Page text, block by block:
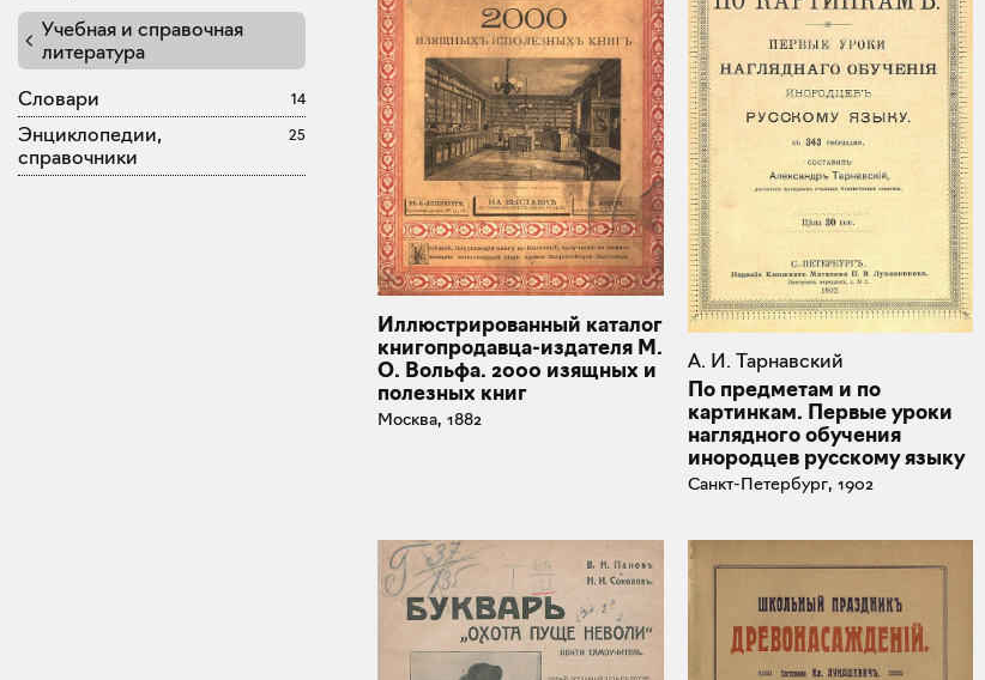
Учебная и справочная
литература
Словари 14
Энциклопедии,
справочники
25
Иллюстрированный каталог
книгопродавца-издателя М.
О. Вольфа. 2000 изящных и
полезных книг
Москва, 1882
А. И. Тарнавский
По предметам и по
картинкам. Первые уроки
наглядного обучения
инородцев русскому языку
Санкт-Петербург, 1902